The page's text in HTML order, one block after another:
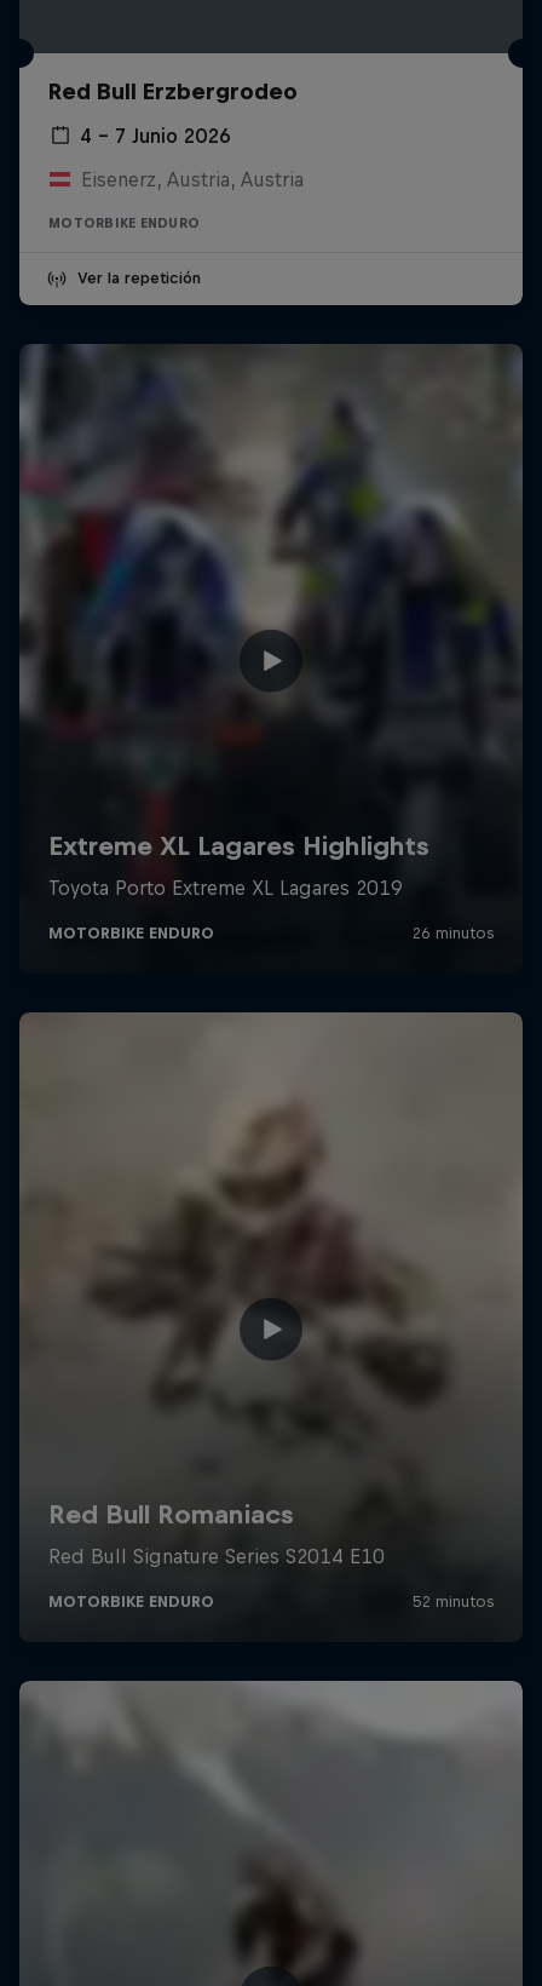
Red Bull Erzbergrodeo
4 – 7 Junio 2026
Eisenerz, Austria, Austria
MOTORBIKE ENDURO
Ver la repetición